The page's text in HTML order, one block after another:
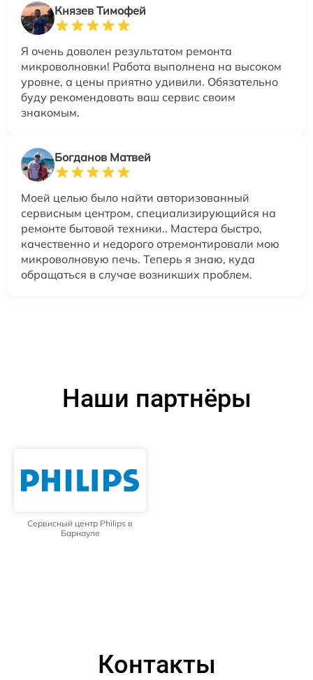
Князев Тимофей
Я очень доволен результатом ремонта
микроволновки! Работа выполнена на высоком
уровне, а цены приятно удивили. Обязательно
буду рекомендовать ваш сервис своим
знакомым.
Богданов Матвей
Моей целью было найти авторизованный
сервисным центром, специализирующийся на
ремонте бытовой техники.. Мастера быстро,
качественно и недорого отремонтировали мою
микроволновую печь. Теперь я знаю, куда
обращаться в случае возникших проблем.
Наши партнёры
Сервисный центр Philips в
Барнауле
Контакты